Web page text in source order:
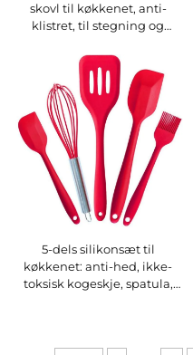
skovl til køkkenet, anti-
klistret, til stegning og
køkkenredskaber til
opbevaring af fødevarer og
beholdere
5-dels silikonsæt til
køkkenet: anti-hed, ikke-
toksisk kogeskje, spatula,